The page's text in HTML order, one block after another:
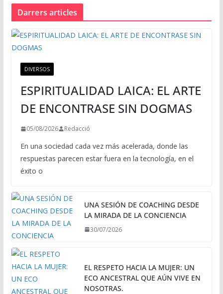
Darrers articles
DIVERSOS
ESPIRITUALIDAD LAICA: EL ARTE
DE ENCONTRASE SIN DOGMAS
05/08/2026 Redacció
En una sociedad cada vez más acelerada, donde las
respuestas parecen estar fuera en la tecnología, en el
éxito o
UNA SESIÓN DE COACHING DESDE
LA MIRADA DE LA CONCIENCIA
30/07/2026
EL RESPETO HACIA LA MUJER: UN
ECO ANCESTRAL QUE AÚN VIVE EN
NOSOTRAS.